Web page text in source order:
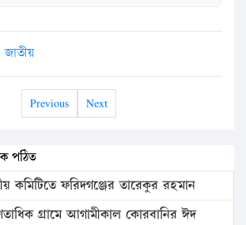
জাতীয়
Previous Next
পঠিত
কমিটিতে ফরিদগঞ্জের তারেকুর রহমান
গ্রামে আগামীকাল কোরবানির ঈদ